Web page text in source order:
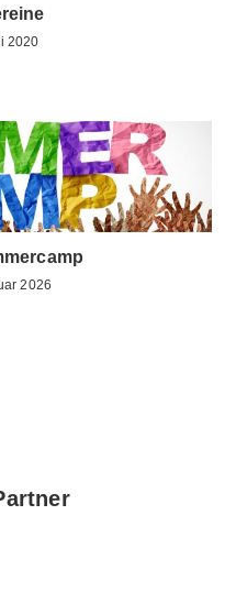
2020
2026